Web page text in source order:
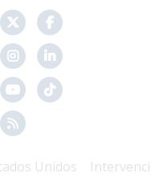
Unidos Intervención